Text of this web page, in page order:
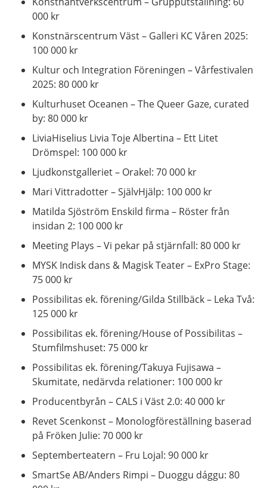
000 kr
Konstnärscentrum Väst – Galleri KC Våren 2025:
100 000 kr
Kultur och Integration Föreningen – Vårfestivalen
2025: 80 000 kr
Kulturhuset Oceanen – The Queer Gaze, curated
by: 80 000 kr
LiviaHiselius Livia Toje Albertina – Ett Litet
Drömspel: 100 000 kr
Ljudkonstgalleriet – Orakel: 70 000 kr
Mari Vittradotter – SjälvHjälp: 100 000 kr
Matilda Sjöström Enskild firma – Röster från
insidan 2: 100 000 kr
Meeting Plays – Vi pekar på stjärnfall: 80 000 kr
MYSK Indisk dans & Magisk Teater – ExPro Stage:
75 000 kr
Possibilitas ek. förening/Gilda Stillbäck – Leka Två:
125 000 kr
Possibilitas ek. förening/House of Possibilitas –
Stumfilmshuset: 75 000 kr
Possibilitas ek. förening/Takuya Fujisawa –
Skumitate, nedärvda relationer: 100 000 kr
Producentbyrån – CALS i Väst 2.0: 40 000 kr
Revet Scenkonst – Monologföreställning baserad
på Fröken Julie: 70 000 kr
Septemberteatern – Fru Lojal: 90 000 kr
SmartSe AB/Anders Rimpi – Duoggu dággu: 80